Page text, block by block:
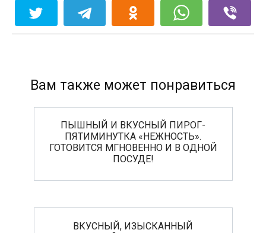
Вам также может понравиться
ПЫШНЫЙ И ВКУСНЫЙ ПИРОГ-
ПЯТИМИНУТКА «НЕЖНОСТЬ».
ГОТОВИТСЯ МГНОВЕННО И В ОДНОЙ
ПОСУДЕ!
ВКУСНЫЙ, ИЗЫСКАННЫЙ